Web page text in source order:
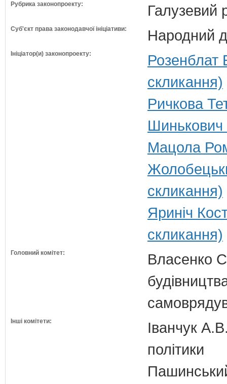
Рубрика законопроекту: Галузевий
Суб'єкт права законодавчої ініціативи: Народний
Ініціатор(и) законопроекту:
Розенблат
скликання)
Ричкова
Шинькович
Мацола
скликання)
Яриніч
скликання)
Головний комітет:
Власенко
Інші комітети:
Іванчук
політики